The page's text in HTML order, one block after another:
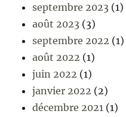
septembre 2023 (1)
août 2023 (3)
septembre 2022 (1)
août 2022 (1)
juin 2022 (1)
janvier 2022 (2)
décembre 2021 (1)